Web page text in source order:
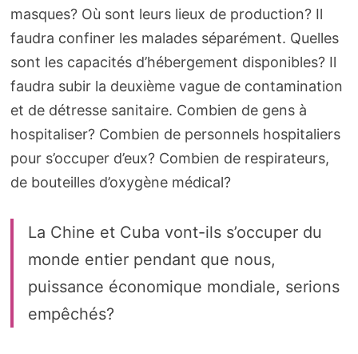
masques? Où sont leurs lieux de production? Il
faudra confiner les malades séparément. Quelles
sont les capacités d’hébergement disponibles? Il
faudra subir la deuxième vague de contamination
et de détresse sanitaire. Combien de gens à
hospitaliser? Combien de personnels hospitaliers
pour s’occuper d’eux? Combien de respirateurs,
de bouteilles d’oxygène médical?
La Chine et Cuba vont-ils s’occuper du
monde entier pendant que nous,
puissance économique mondiale, serions
empêchés?